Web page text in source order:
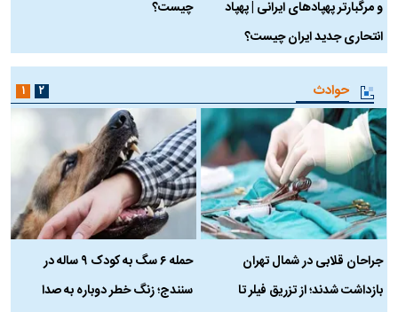
و مرگبارتر پهپادهای ایرانی | پهپاد
انتحاری جدید ایران چیست؟
چیست؟
حوادث
جراحان قلابی در شمال تهران
بازداشت شدند؛ از تزریق فیلر تا
حمله ۶ سگ به کودک ۹ ساله در
سنندج؛ زنگ خطر دوباره به صدا
۱ ۲